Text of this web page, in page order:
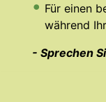
Für einen
während
- Sprechen